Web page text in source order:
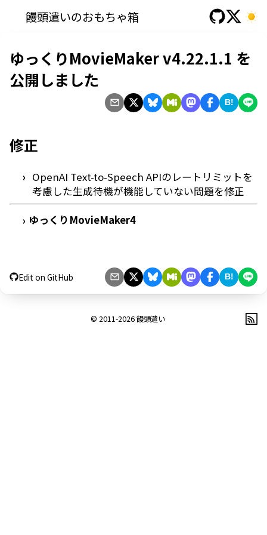
饅頭遣いのおもちゃ箱
ゆっくりMovieMaker v4.22.1.1 を
公開しました
B!
修正
OpenAI Text-to-Speech APIのレートリミットを
考慮した生成待機が機能していない問題を修正
› ゆっくりMovieMaker4
Edit on GitHub B!
© 2011-2026饅頭遣い